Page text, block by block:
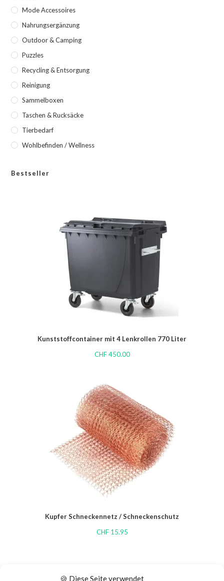
🍪 Diese Seite verwendet
Mode Accessoires
Nahrungsergänzung
Outdoor & Camping
Puzzles
Recycling & Entsorgung
Reinigung
Sammelboxen
Taschen & Rucksäcke
Tierbedarf
Wohlbefinden / Wellness
Bestseller
Kunststoffcontainer mit 4 Lenkrollen 770 Liter
CHF450.00
Kupfer Schneckennetz / Schneckenschutz
CHF15.95